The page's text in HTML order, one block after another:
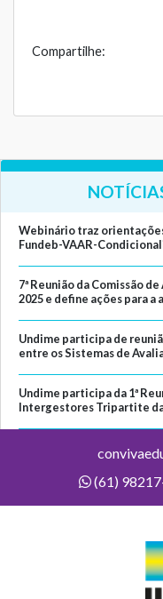
Compartilhe:
Webinário traz
Fundeb-VAAR-
7ª Reunião da Comissão
2025 e define ações para a
Undime participa de
entre os Sistemas de
Undime participa da 1ª
Intergestores Tripartite
(61)